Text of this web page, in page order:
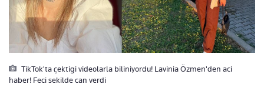
TikTok'ta çektigi videolarla biliniyordu! Lavinia Özmen'den aci
haber! Feci sekilde can verdi